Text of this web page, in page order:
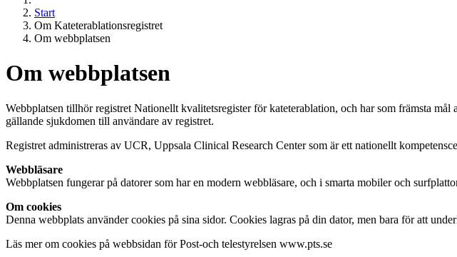
Start
Om Kateterablationsregistret
Om webbplatsen
Om webbplatsen
Webbplatsen tillhör registret Nationellt kvalitetsregister för kateterablation, och har som främsta
gällande sjukdomen till användare av registret.
Registret administreras av UCR, Uppsala Clinical Research Center som är ett nationellt
Webbläsare
Webbplatsen fungerar på datorer som har en modern webbläsare, och i smarta mobiler och
Om cookies
Denna webbplats använder cookies på sina sidor. Cookies lagras på din dator, men bara för att
Läs mer om cookies på webbsidan för Post-och telestyrelsen www.pts.se